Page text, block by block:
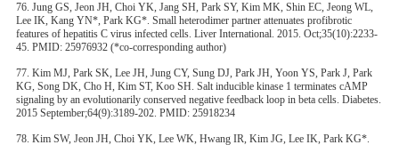
76. Jung GS, Jeon JH, Choi YK, Jang SH, Park SY, Kim MK, Shin EC, Jeong WL,
Lee IK, Kang YN*, Park KG*. Small heterodimer partner attenuates profibrotic
features of hepatitis C virus infected cells. Liver International. 2015. Oct;35(10):2233-
45. PMID: 25976932 (*co-corresponding author)
77. Kim MJ, Park SK, Lee JH, Jung CY, Sung DJ, Park JH, Yoon YS, Park J, Park
KG, Song DK, Cho H, Kim ST, Koo SH. Salt inducible kinase 1 terminates cAMP
signaling by an evolutionarily conserved negative feedback loop in beta cells. Diabetes.
2015 September;64(9):3189-202. PMID: 25918234
78. Kim SW, Jeon JH, Choi YK, Lee WK, Hwang IR, Kim JG, Lee IK, Park KG*.